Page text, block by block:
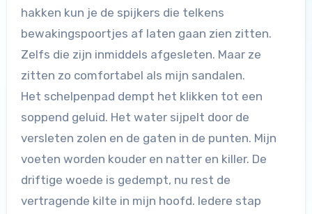
hakken kun je de spijkers die telkens
bewakingspoortjes af laten gaan zien zitten.
Zelfs die zijn inmiddels afgesleten. Maar ze
zitten zo comfortabel als mijn sandalen.
Het schelpenpad dempt het klikken tot een
soppend geluid. Het water sijpelt door de
versleten zolen en de gaten in de punten. Mijn
voeten worden kouder en natter en killer. De
driftige woede is gedempt, nu rest de
vertragende kilte in mijn hoofd. Iedere stap